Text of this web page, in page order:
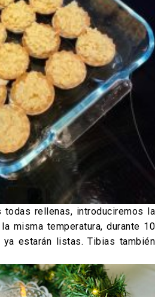
todas rellenas, introduciremos la
misma temperatura, durante 10
ya estarán listas. Tibias también